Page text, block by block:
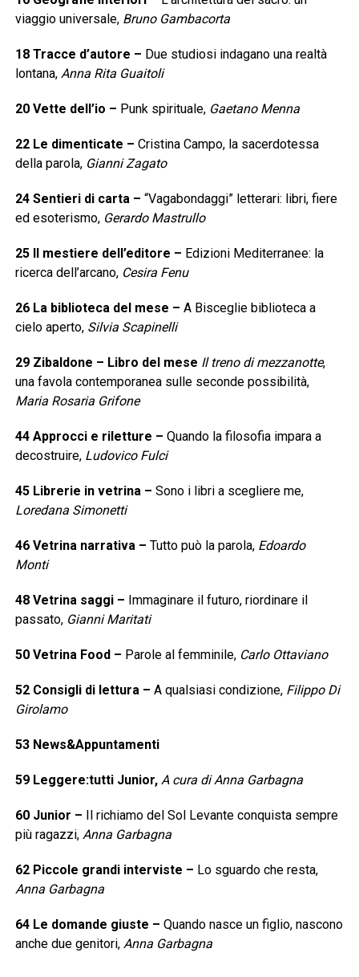
viaggio universale, Bruno Gambacorta
18 Tracce d’autore – Due studiosi indagano una realtà
lontana, Anna Rita Guaitoli
20 Vette dell’io – Punk spirituale, Gaetano Menna
22 Le dimenticate – Cristina Campo, la sacerdotessa
della parola, Gianni Zagato
24 Sentieri di carta– “Vagabondaggi” letterari: libri, fiere
ed esoterismo, Gerardo Mastrullo
25 Il mestiere dell’editore – Edizioni Mediterranee: la
ricerca dell’arcano, Cesira Fenu
26 La biblioteca del mese – A Bisceglie biblioteca a
cielo aperto, Silvia Scapinelli
29 Zibaldone – Libro del mese Il treno di mezzanotte,
una favola contemporanea sulle seconde possibilità,
Maria Rosaria Grifone
44 Approcci e riletture – Quando la filosofia impara a
decostruire, Ludovico Fulci
45 Librerie in vetrina– Sono i libri a scegliere me,
Loredana Simonetti
46 Vetrina narrativa– Tutto può la parola, Edoardo
Monti
48 Vetrina saggi– Immaginare il futuro, riordinare il
passato, Gianni Maritati
50 Vetrina Food – Parole al femminile, Carlo Ottaviano
52 Consigli di lettura– A qualsiasi condizione, Filippo Di
Girolamo
53 News&Appuntamenti
59 Leggere:tutti Junior, A cura di Anna Garbagna
60 Junior –
Il richiamo del Sol Levante conquista sempre
più ragazzi, Anna Garbagna
62 Piccole grandi interviste – Lo sguardo che resta,
Anna Garbagna
64 Le domande giuste – Quando nasce un figlio, nascono
anche due genitori, Anna Garbagna